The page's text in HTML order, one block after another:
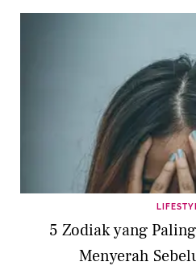
5 Zodiak yang
Menyerah